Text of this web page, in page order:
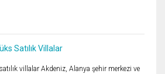
Satılık Villalar
villalar Akdeniz, Alanya şehir merkezi ve